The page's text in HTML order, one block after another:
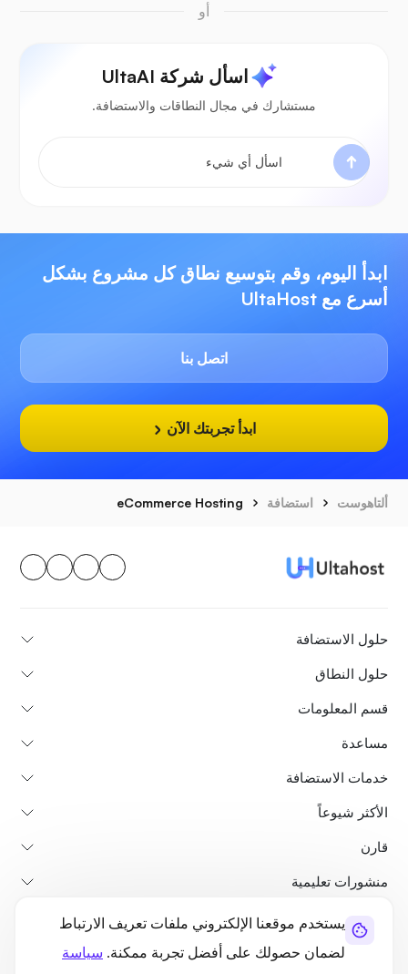
يستخدم موقعنا الإلكتروني ملفات تعريف الارتباط
لضمان حصولك على أفضل تجربة ممكنة. سياسة
أو
اسأل شركة UltaAI
مستشارك في مجال النطاقات والاستضافة.
ابدأ اليوم، وقم بتوسيع نطاق كل مشروع بشكل
أسرع مع UltaHost
اتصل بنا
ابدأ تجربتك الآن
ألتاهوست استضافة eCommerce Hosting
حلول الاستضافة
حلول النطاق
قسم المعلومات
مساعدة
خدمات الاستضافة
الأكثر شيوعاً
قارن
منشورات تعليمية
من نحن
خريطة الموقع